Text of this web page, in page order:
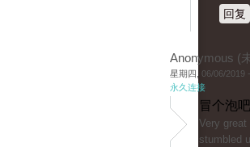
回复
Anonymous (
星期四, 06/06/2019
永久连接
冒个泡
Very
stumbled